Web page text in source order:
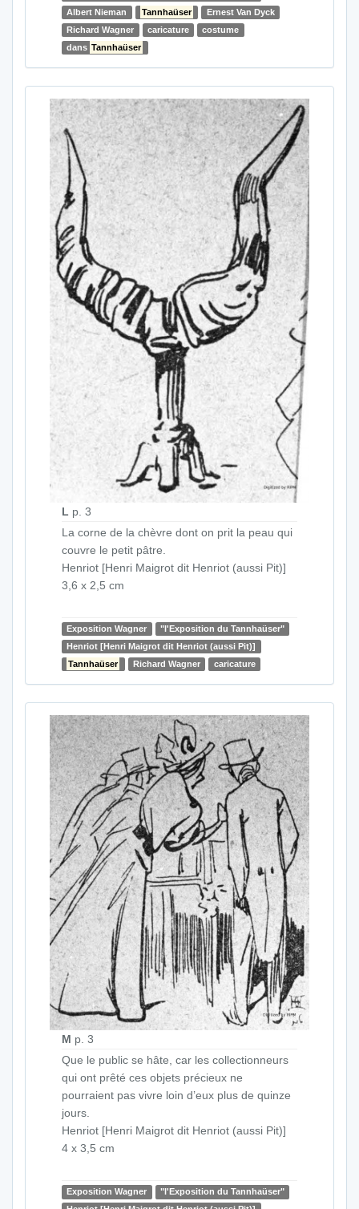
Albert Nieman
Tannhaüser
Ernest Van Dyck
Richard Wagner
caricature
costume
dans Tannhaüser
L p. 3
La corne de la chèvre dont on prit la peau qui
couvre le petit pâtre.
Henriot [Henri Maigrot dit Henriot (aussi Pit)]
3,6 x 2,5 cm
Exposition Wagner
"l'Exposition du Tannhaüser"
Henriot [Henri Maigrot dit Henriot (aussi Pit)]
Tannhaüser
Richard Wagner caricature
M p. 3
Que le public se hâte, car les collectionneurs
qui ont prêté ces objets précieux ne
pourraient pas vivre loin d’eux plus de quinze
jours.
Henriot [Henri Maigrot dit Henriot (aussi Pit)]
4 x 3,5 cm
Exposition Wagner
"l'Exposition du Tannhaüser"